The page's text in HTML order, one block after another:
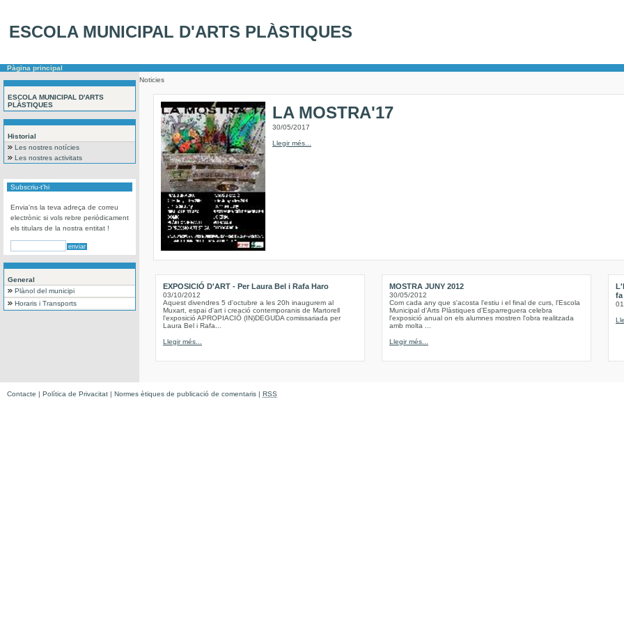
ESCOLA MUNICIPAL D'ARTS PLÀSTIQUES
Pàgina principal
ESCOLA MUNICIPAL D'ARTS
PLÀSTIQUES
Historial
Les nostres notícies
Les nostres activitats
Subscriu-t'hi
Envia'ns la teva adreça de correu
electrònic si vols rebre periòdicament
els titulars de la nostra entitat !
General
Plànol del municipi
Horaris i Transports
Noticies
LA MOSTRA'17
30/05/2017
Llegir més...
EXPOSICIÓ D'ART - Per Laura Bel i Rafa Haro
03/10/2012
Aquest divendres 5 d'octubre a les 20h inaugurem al
Muxart, espai d'art i creació contemporanis de Martorell
l'exposició APROPIACIÓ (IN)DEGUDA comissariada per
Laura Bel i Rafa...
Llegir més...
MOSTRA JUNY 2012
30/05/2012
Com cada any que s'acosta l'estiu i el final de curs, l'Escola
Municipal d'Arts Plàstiques d'Esparreguera celebra
l'exposició anual on els alumnes mostren l'obra realitzada
amb molta ...
Llegir més...
fa
Contacte | Política de Privacitat | Normes ètiques de publicació de comentaris | RSS